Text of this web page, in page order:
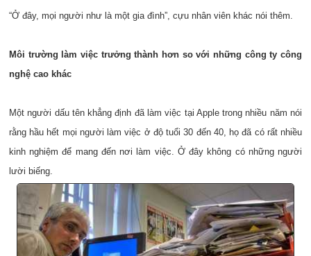
“Ở đây, mọi người như là một gia đình”, cựu nhân viên khác nói thêm.
Môi trường làm việc trưởng thành hơn so với những công ty công
nghệ cao khác
Một người dấu tên khẳng định đã làm việc tại Apple trong nhiều năm nói
rằng hầu hết mọi người làm việc ở độ tuổi 30 đến 40, họ đã có rất nhiều
kinh nghiệm để mang đến nơi làm việc. Ở đây không có những người
lười biếng.